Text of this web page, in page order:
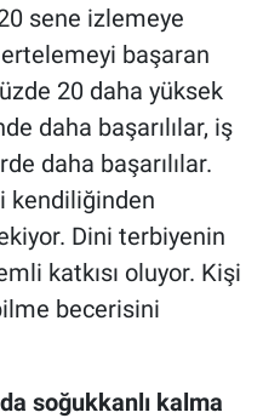
sene izlemeye
başaran
20 daha yüksek
daha başarılılar, iş
daha başarılılar.
kendiliğinden
Dini terbiyenin
katkısı oluyor. Kişi
becerisini
soğukkanlı kalma